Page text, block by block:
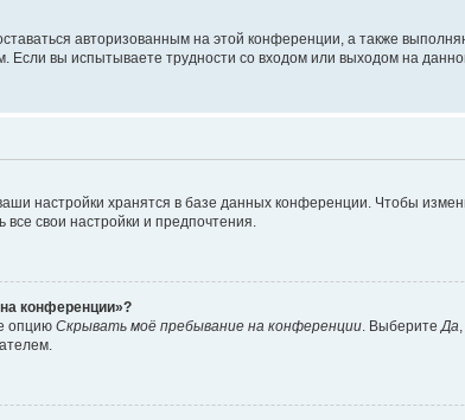
авторизованным на этой конференции, а также
Если вы испытываете трудности со входом или выходом на
настройки хранятся в базе данных конференции. Чтобы
все свои настройки и предпочтения.
конференции»?
опцию Скрывать моё пребывание на конференции . Выберите Да